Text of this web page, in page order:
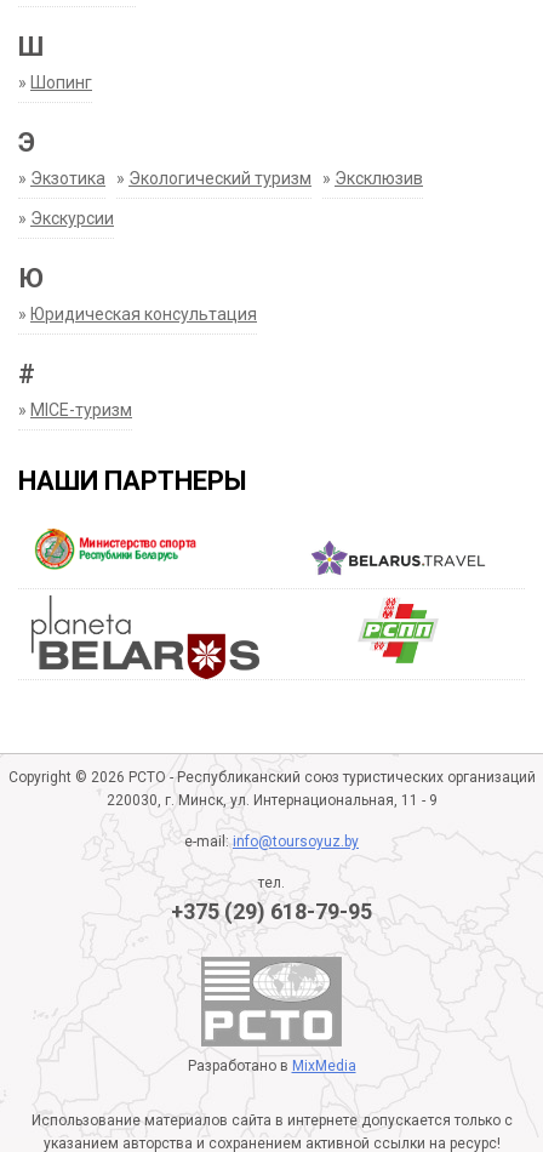
Ш
» Шопинг
Э
» Экзотика » Экологический туризм » Эксклюзив
» Экскурсии
Ю
» Юридическая консультация
#
» MICE-туризм
НАШИ ПАРТНЕРЫ
Copyright © 2026 РСТО - Республиканский союз туристических организаций
220030, г. Минск, ул. Интернациональная, 11 - 9
e-mail:info@toursoyuz.by
тел.
+375 (29) 618-79-95
Разработано в MixMedia
Использование материалов сайта в интернете допускается только с
указанием авторства и сохранением активной ссылки на ресурс!